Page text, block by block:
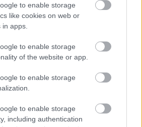
to enable storage
like cookies on web or
apps.
to enable storage
of the website or app.
to enable storage
to enable storage
including authentication
adományoddal
hírek